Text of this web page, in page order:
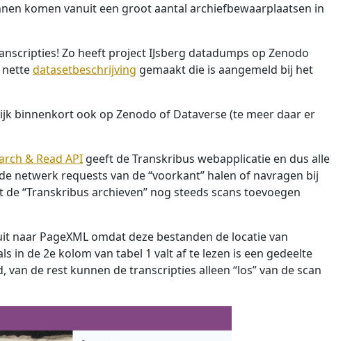
komen vanuit een groot aantal archiefbewaarplaatsen in
Zo heeft project IJsberg datadumps op Zenodo
nettedatasetbeschrijving gemaakt die is aangemeld bij het
binnenkort ook op Zenodo of Dataverse (te meer daar er
& Read API geeft de Transkribus webapplicatie en dus alle
netwerk requests van de “voorkant” halen of navragen bij
“Transkribus archieven” nog steeds scans toevoegen
naar PageXML omdat deze bestanden de locatie van
in de 2e kolom van tabel 1 valt af te lezen is een gedeelte
de rest kunnen de transcripties alleen “los” van de scan